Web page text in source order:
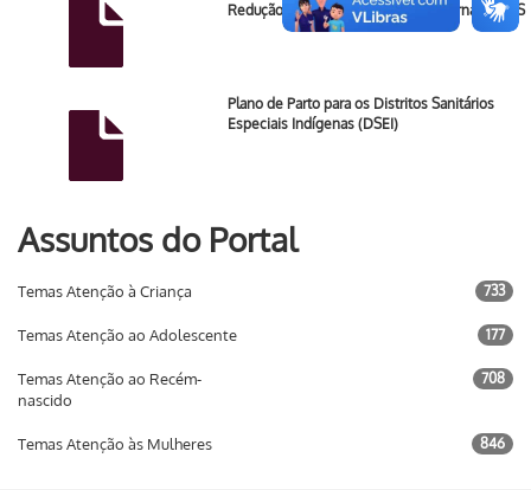
Redução da Morbimortalidade Materna na APS
Plano de Parto para os Distritos Sanitários
Especiais Indígenas (DSEI)
Assuntos do Portal
Temas Atenção à Criança 733
Temas Atenção ao Adolescente 177
Temas Atenção ao Recém-
nascido
708
Temas Atenção às Mulheres 846